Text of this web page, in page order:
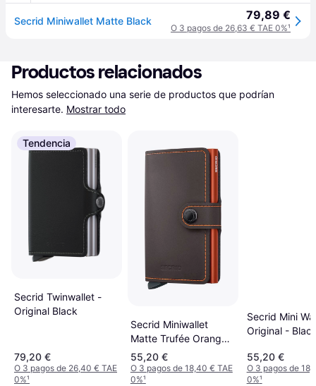
Secrid Miniwallet Matte Black 79,89 €
O 3 pagos de 26,63 € TAE 0%¹
Productos relacionados
Hemos seleccionado una serie de productos que podrían
interesarte. Mostrar todo
Tendencia
Secrid Twinwallet -
Original Black
79,20 €
O 3 pagos de 26,40 € TAE
0%¹
Secrid Miniwallet
Matte Trufée Orange -
Naranja
55,20 €
O 3 pagos de 18,40 € TAE
0%¹
Secrid Mini
Original -
55,20 €
O 3 pagos de
0%¹